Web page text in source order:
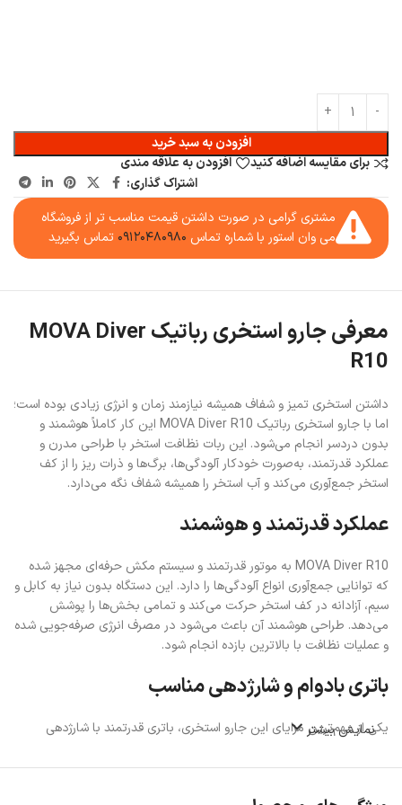
افزودن به سبد خرید
برای مقایسه اضافه کنید
افزودن به علاقه مندی
اشتراک گذاری:
مشتری گرامی در صورت داشتن قیمت مناسب تر از فروشگاه
می وان استور با شماره تماس ۰۹۱۲۰۴۸۰۹۸۰ تماس بگیرید
معرفی جارو استخری رباتیک MOVA Diver
R10
داشتن استخری تمیز و شفاف همیشه نیازمند زمان و انرژی زیادی بوده است؛
اما با جارو استخری رباتیک MOVA Diver R10 این کار کاملاً هوشمند و
بدون دردسر انجام می‌شود. این ربات نظافت استخر با طراحی مدرن و
عملکرد قدرتمند، به‌صورت خودکار آلودگی‌ها، برگ‌ها و ذرات ریز را از کف
استخر جمع‌آوری می‌کند و آب استخر را همیشه شفاف نگه می‌دارد.
عملکرد قدرتمند و هوشمند
MOVA Diver R10 به موتور قدرتمند و سیستم مکش حرفه‌ای مجهز شده
که توانایی جمع‌آوری انواع آلودگی‌ها را دارد. این دستگاه بدون نیاز به کابل و
سیم، آزادانه در کف استخر حرکت می‌کند و تمامی بخش‌ها را پوشش
می‌دهد. طراحی هوشمند آن باعث می‌شود در مصرف انرژی صرفه‌جویی شده
و عملیات نظافت با بالاترین بازده انجام شود.
باتری بادوام و شارژدهی مناسب
یکی از مهم‌ترین مزایای این جارو استخری، باتری قدرتمند با شارژدهی
به نظافت استخر بپردازد و برای استخرهای خانگی گزینه‌ای ایده‌آل محسوب
نمایش بیشتر